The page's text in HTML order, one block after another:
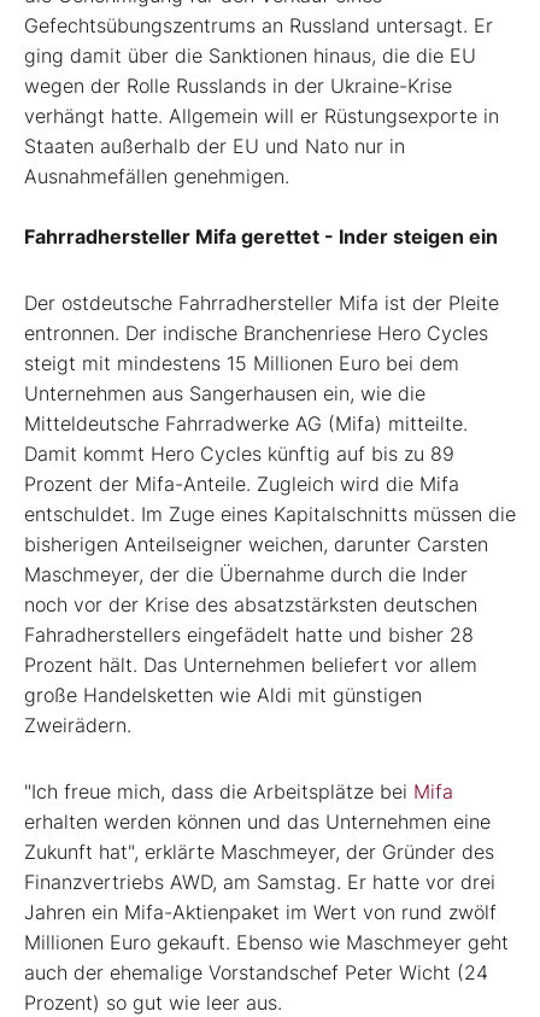
Gefechtsübungszentrums an Russland untersagt. Er
ging damit über die Sanktionen hinaus, die die EU
wegen der Rolle Russlands in der Ukraine-Krise
verhängt hatte. Allgemein will er Rüstungsexporte in
Staaten außerhalb der EU und Nato nur in
Ausnahmefällen genehmigen.
Fahrradhersteller Mifa gerettet - Inder steigen ein
Der ostdeutsche Fahrradhersteller Mifa ist der Pleite
entronnen. Der indische Branchenriese Hero Cycles
steigt mit mindestens 15 Millionen Euro bei dem
Unternehmen aus Sangerhausen ein, wie die
Mitteldeutsche Fahrradwerke AG (Mifa) mitteilte.
Damit kommt Hero Cycles künftig auf bis zu 89
Prozent der Mifa-Anteile. Zugleich wird die Mifa
entschuldet. Im Zuge eines Kapitalschnitts müssen die
bisherigen Anteilseigner weichen, darunter Carsten
Maschmeyer, der die Übernahme durch die Inder
noch vor der Krise des absatzstärksten deutschen
Fahradherstellers eingefädelt hatte und bisher 28
Prozent hält. Das Unternehmen beliefert vor allem
große Handelsketten wie Aldi mit günstigen
Zweirädern.
"Ich freue mich, dass die Arbeitsplätze bei Mifa
erhalten werden können und das Unternehmen eine
Zukunft hat", erklärte Maschmeyer, der Gründer des
Finanzvertriebs AWD, am Samstag. Er hatte vor drei
Jahren ein Mifa-Aktienpaket im Wert von rund zwölf
Millionen Euro gekauft. Ebenso wie Maschmeyer geht
auch der ehemalige Vorstandschef Peter Wicht (24
Prozent) so gut wie leer aus.